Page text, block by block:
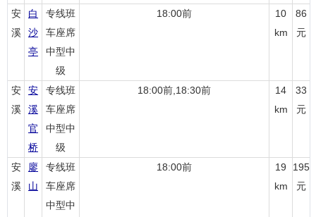
安
溪
白
沙
亭
专线班
车座席
中型中
级
18:00前
10
km
86
元
安
溪
安
溪
官
桥
专线班
车座席
中型中
级
18:00前,18:30前
14
km
33
元
安
溪
廖
山
专线班
车座席
中型中
18:00前
19
km
195
元